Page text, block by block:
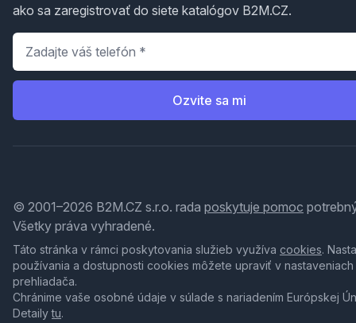
ako sa zaregistrovať do siete katalógov B2M.CZ.
Telefón
Ozvite sa mi
© 2001–2026 B2M.CZ s.r.o. rada poskytuje pomoc
Všetky práva vyhradené.
Táto stránka v rámci poskytovania služieb využíva cookies.
používania a dostupnosti cookies môžete upraviť v nastaveniach
prehliadača.
Chránime vaše osobné údaje v súlade s nariadením Európskej
Detailytu.